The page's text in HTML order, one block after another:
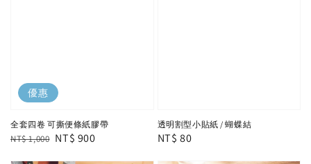
優惠
全套四卷 可撕便條紙膠帶
Regular
NT$ 1,000 Sale
NT$ 900
透明割型小貼紙 / 蝴蝶結
Regular
NT$ 80